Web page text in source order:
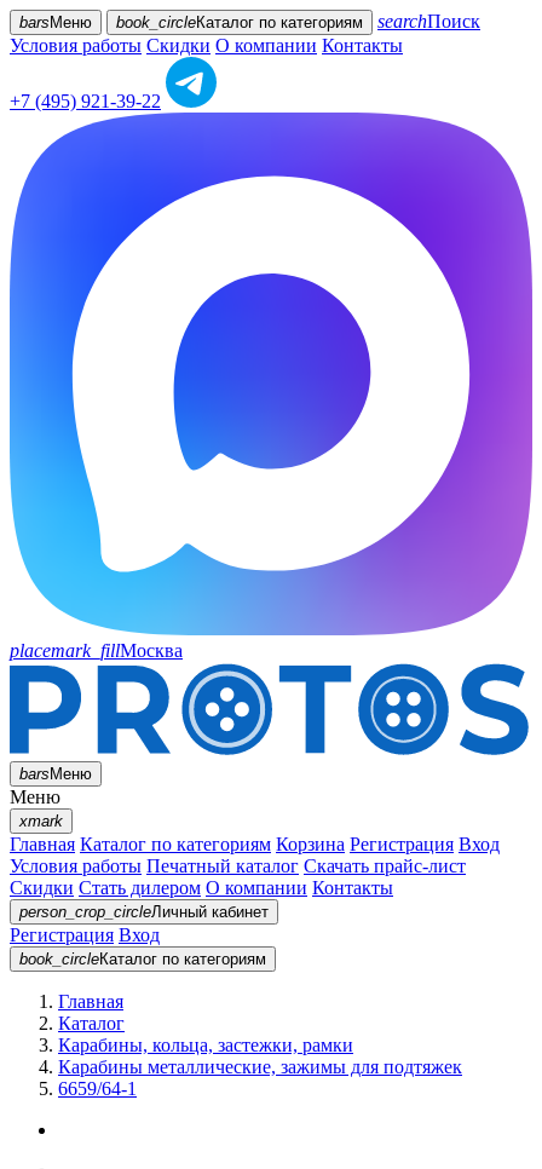
bars Меню book_circleКаталог по категориям searchПоиск
Условия работы Скидки О компании Контакты
+7 (495) 921-39-22
placemark_fillМосква
barsМеню
Меню
xmark
Главная Каталог по категориям Корзина Регистрация Вход
Условия работы Печатный каталог Скачать прайс-лист
Скидки Стать дилером О компании Контакты
person_crop_circleЛичный кабинет
Регистрация Вход
book_circleКаталог по категориям
Главная
Каталог
Карабины, кольца, застежки, рамки
Карабины металлические, зажимы для подтяжек
6659/64-1